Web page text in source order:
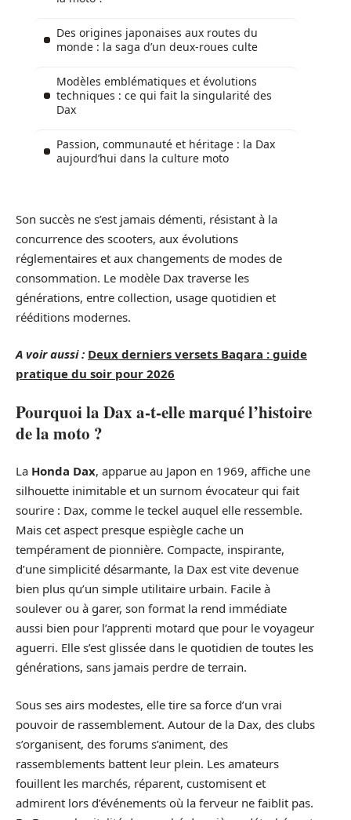
Des origines japonaises aux routes du
monde : la saga d’un deux-roues culte
Modèles emblématiques et évolutions
techniques : ce qui fait la singularité des
Dax
Passion, communauté et héritage : la Dax
aujourd’hui dans la culture moto
Son succès ne s’est jamais démenti, résistant à la
concurrence des scooters, aux évolutions
réglementaires et aux changements de modes de
consommation. Le modèle Dax traverse les
générations, entre collection, usage quotidien et
rééditions modernes.
A voir aussi : Deux derniers versets Baqara : guide
pratique du soir pour 2026
Pourquoi la Dax a-t-elle marqué l’histoire
de la moto ?
La Honda Dax, apparue au Japon en 1969, affiche une
silhouette inimitable et un surnom évocateur qui fait
sourire : Dax, comme le teckel auquel elle ressemble.
Mais cet aspect presque espiègle cache un
tempérament de pionnière. Compacte, inspirante,
d’une simplicité désarmante, la Dax est vite devenue
bien plus qu’un simple utilitaire urbain. Facile à
soulever ou à garer, son format la rend immédiate
aussi bien pour l’apprenti motard que pour le voyageur
aguerri. Elle s’est glissée dans le quotidien de toutes les
générations, sans jamais perdre de terrain.
Sous ses airs modestes, elle tire sa force d’un vrai
pouvoir de rassemblement. Autour de la Dax, des clubs
s’organisent, des forums s’animent, des
rassemblements battent leur plein. Les amateurs
fouillent les marchés, réparent, customisent et
admirent lors d’événements où la ferveur ne faiblit pas.